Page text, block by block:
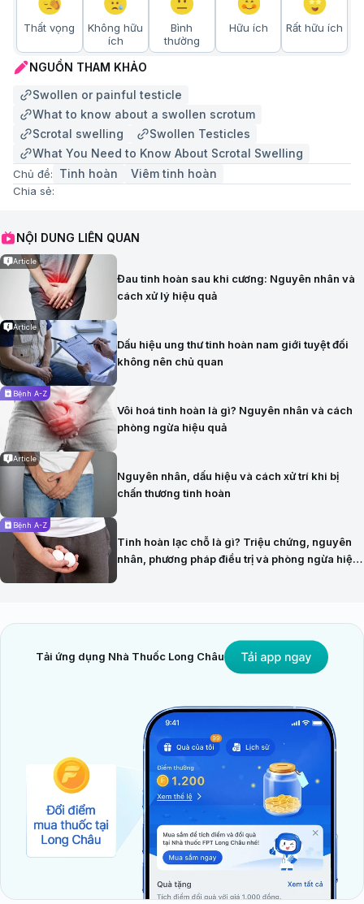
Thất vọng
Không hữu
ích
Bình
thường
Hữu ích Rất hữu ích
NGUỒN THAM KHẢO
Swollen or painful testicle
What to know about a swollen scrotum
Scrotal swelling
Swollen Testicles
What You Need to Know About Scrotal Swelling
Chủ đề: Tinh hoàn Viêm tinh hoàn
Chia sẻ:
NỘI DUNG LIÊN QUAN
Article
Đau tinh hoàn sau khi cương: Nguyên nhân và
cách xử lý hiệu quả
Article
Dấu hiệu ung thư tinh hoàn nam giới tuyệt đối
không nên chủ quan
Bệnh A-Z
Vôi hoá tinh hoàn là gì? Nguyên nhân và cách
phòng ngừa hiệu quả
Article
Nguyên nhân, dấu hiệu và cách xử trí khi bị
chấn thương tinh hoàn
Bệnh A-Z
Tinh hoàn lạc chỗ là gì? Triệu chứng, nguyên
nhân, phương pháp điều trị và phòng ngừa hiệu
Tải ứng dụng Nhà Thuốc Long Châu